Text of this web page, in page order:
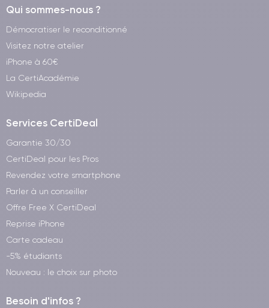
Qui sommes-nous ?
Démocratiser le reconditionné
Visitez notre atelier
iPhone à 60€
La CertiAcadémie
Wikipedia
Services CertiDeal
Garantie 30/30
CertiDeal pour les Pros
Revendez votre smartphone
Parler à un conseiller
Offre Free X CertiDeal
Reprise iPhone
Carte cadeau
-5% étudiants
Nouveau : le choix sur photo
Besoin d'infos ?